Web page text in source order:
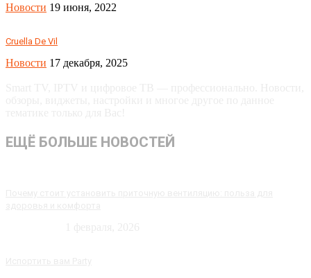
Новости 19 июня, 2022
Cruella De Vil
Новости 17 декабря, 2025
ЕЩЁ БОЛЬШЕ НОВОСТЕЙ